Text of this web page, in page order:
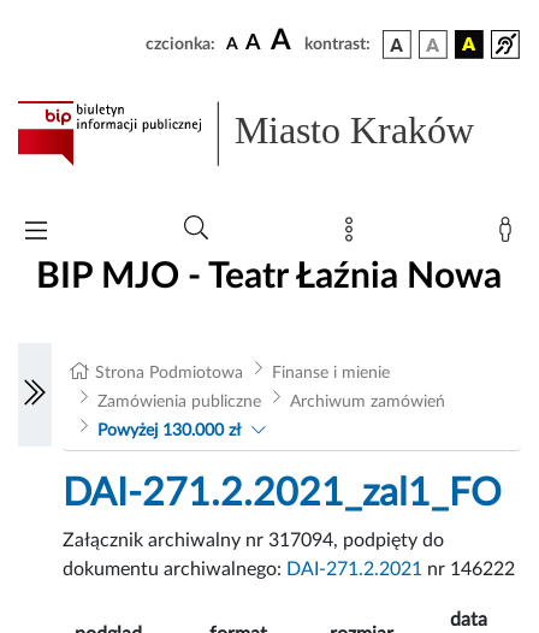
czcionka: A A A kontrast:
Miasto Kraków
BIP MJO - Teatr Łaźnia Nowa
Strona Podmiotowa
Finanse i mienie
Zamówienia publiczne
Archiwum zamówień
Powyżej 130.000 zł
DAI-271.2.2021_zal1_FO
Załącznik archiwalny nr 317094, podpięty do
dokumentu archiwalnego: DAI-271.2.2021 nr 146222
data